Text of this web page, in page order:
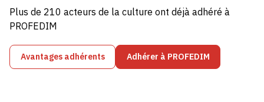
Plus de 210 acteurs de la culture ont déjà adhéré à
PROFEDIM
Avantages adhérents Adhérer à PROFEDIM